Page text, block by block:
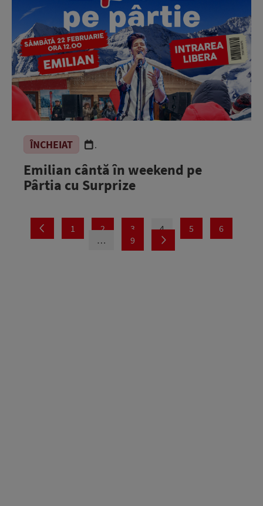
ÎNCHEIAT .
Emilian cântă în weekend pe
Pârtia cu Surprize
1 2 3 4 5
6
…
9